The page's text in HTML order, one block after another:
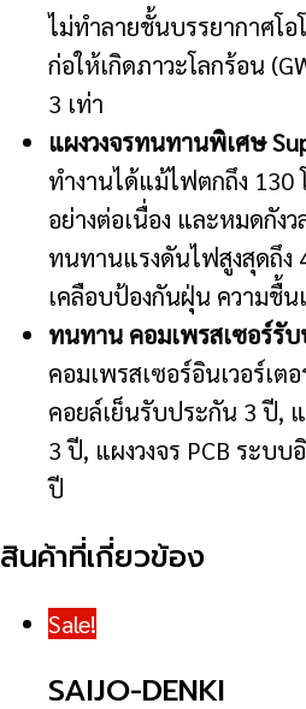
ไม่ทำลายชั้นบรรยากาศโ
ก่อให้เกิดภาวะโลกร้อน
3 เท่า
แผงวงจรทนทานพิเศษ
ทำงานได้แม้ไฟตกถึง 130
อย่างต่อเนื่อง และหมดกัง
ทนทานแรงดันไฟสูงสุดถึง
เคลือบป้องกันฝุ่น ความชื้
ทนทาน คอมเพรสเซอร์รั
คอมเพรสเซอร์อินเวอร์เต
คอยล์เย็นรับประกัน 3 ปี,
3 ปี, แผงวงจร PCB ระบบ
ปี
สินค้าที่เกี่ยวข้อง
Sale!
SAIJO-DENKI